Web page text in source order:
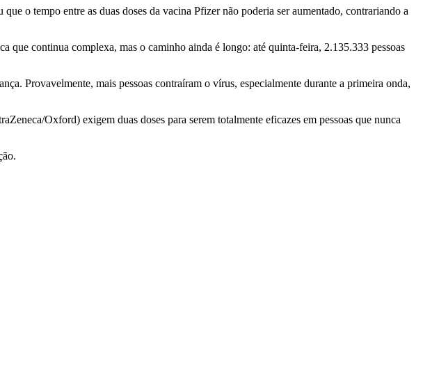
o tempo entre as duas doses da vacina Pfizer não poderia ser aumentado, contrariando a
que continua complexa, mas o caminho ainda é longo: até quinta-feira, 2.135.333 pessoas
Provavelmente, mais pessoas contraíram o vírus, especialmente durante a primeira onda,
Oxford) exigem duas doses para serem totalmente eficazes em pessoas que nunca